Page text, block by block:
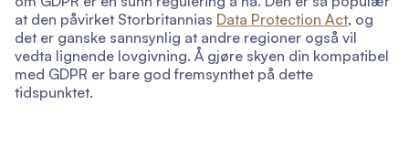
at den påvirket Storbritannias Data Protection Act, og
det er ganske sannsynlig at andre regioner også vil
vedta lignende lovgivning. Å gjøre skyen din kompatibel
med GDPR er bare god fremsynthet på dette
tidspunktet.